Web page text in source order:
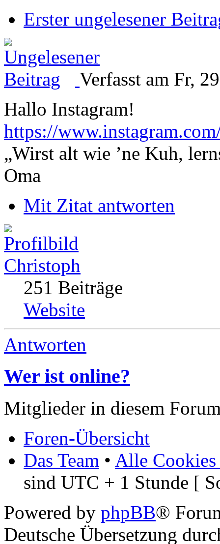
Erster ungelesener
Verfasst am Fr,
Hallo Instagram!
https://
„Wirst alt wie ’ne Kuh,
Oma
Mit Zitat antworten
Christoph
251 Beiträge
Website
Antworten
Wer ist online?
Mitglieder in diesem
Foren-Übersicht
Das Team • Alle Cookies
sind UTC + 1 Stunde [
Powered by phpBB®
Deutsche Übersetzung